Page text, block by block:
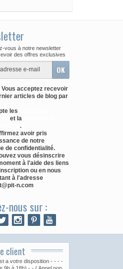
vous à notre newsletter
des offres exclusives
Vous acceptez recevoir
articles de blog par
les
et la
.
avoir pris
de notre
de confidentialité.
vous désinscrire
à l'aide des liens
ou en nous
à l'adresse
n.com
nous sur :
client
a votre disposition - - - -